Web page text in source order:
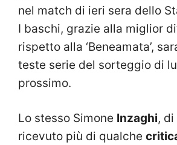
nel match di ieri sera dello
I baschi, grazie alla miglior
rispetto alla ‘Beneamata’,
teste serie del sorteggio di
prossimo.
Lo stesso Simone Inzaghi,
ricevuto più di qualche